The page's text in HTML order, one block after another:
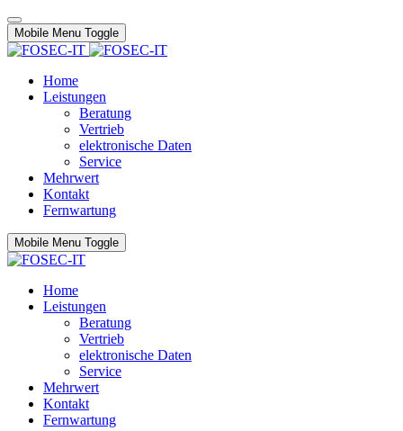
Mobile Menu Toggle
Home
Leistungen
Beratung
Vertrieb
elektronische Daten
Service
Mehrwert
Kontakt
Fernwartung
Mobile Menu Toggle
Home
Leistungen
Beratung
Vertrieb
elektronische Daten
Service
Mehrwert
Kontakt
Fernwartung